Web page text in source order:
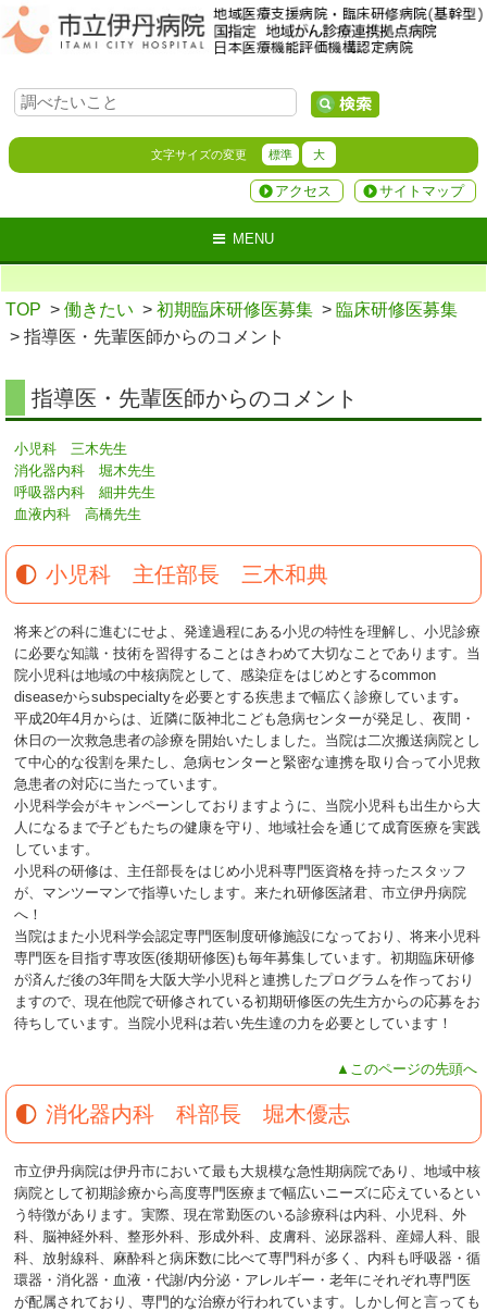
文字サイズの変更 標準 大
サイトマップ
アクセス
MENU
TOP > 働きたい > 初期臨床研修医募集 > 臨床研修医募集
> 指導医・先輩医師からのコメント
指導医・先輩医師からのコメント
小児科 三木先生
消化器内科 堀木先生
呼吸器内科 細井先生
血液内科 高橋先生
小児科 主任部長 三木和典
将来どの科に進むにせよ、発達過程にある小児の特性を理解し、小児診療
に必要な知識・技術を習得することはきわめて大切なことであります。当
院小児科は地域の中核病院として、感染症をはじめとするcommon
diseaseからsubspecialtyを必要とする疾患まで幅広く診療しています｡
平成20年4月からは、近隣に阪神北こども急病センターが発足し、夜間・
休日の一次救急患者の診療を開始いたしました。当院は二次搬送病院とし
て中心的な役割を果たし、急病センターと緊密な連携を取り合って小児救
急患者の対応に当たっています。
小児科学会がキャンペーンしておりますように、当院小児科も出生から大
人になるまで子どもたちの健康を守り、地域社会を通じて成育医療を実践
しています。
小児科の研修は、主任部長をはじめ小児科専門医資格を持ったスタッフ
が、マンツーマンで指導いたします。来たれ研修医諸君、市立伊丹病院
へ！
当院はまた小児科学会認定専門医制度研修施設になっており、将来小児科
専門医を目指す専攻医(後期研修医)も毎年募集しています。初期臨床研修
が済んだ後の3年間を大阪大学小児科と連携したプログラムを作っており
ますので、現在他院で研修されている初期研修医の先生方からの応募をお
待ちしています。当院小児科は若い先生達の力を必要としています！
▲このページの先頭へ
消化器内科 科部長 堀木優志
市立伊丹病院は伊丹市において最も大規模な急性期病院であり、地域中核
病院として初期診療から高度専門医療まで幅広いニーズに応えているとい
う特徴があります。実際、現在常勤医のいる診療科は内科、小児科、外
科、脳神経外科、整形外科、形成外科、皮膚科、泌尿器科、産婦人科、眼
科、放射線科、麻酔科と病床数に比べて専門科が多く、内科も呼吸器・循
環器・消化器・血液・代謝/内分泌・アレルギー・老年にそれぞれ専門医
が配属されており、専門的な治療が行われています。しかし何と言っても